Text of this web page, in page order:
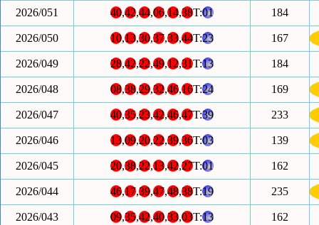
2026/051 40,42,44,06,14,38T:01 184
2026/050 10,13,30,37,33,44T:23 167
2026/049 28,42,22,49,12,31T:13 184
2026/048 08,38,29,32,46,16T:24 169
2026/047 40,35,23,42,46,47T:39 233
2026/046 13,09,20,22,39,36T:03 139
2026/045 20,38,22,13,42,27T:01 162
2026/044 46,17,39,47,48,38T:19 235
2026/043 09,35,42,40,33,03T:13 162